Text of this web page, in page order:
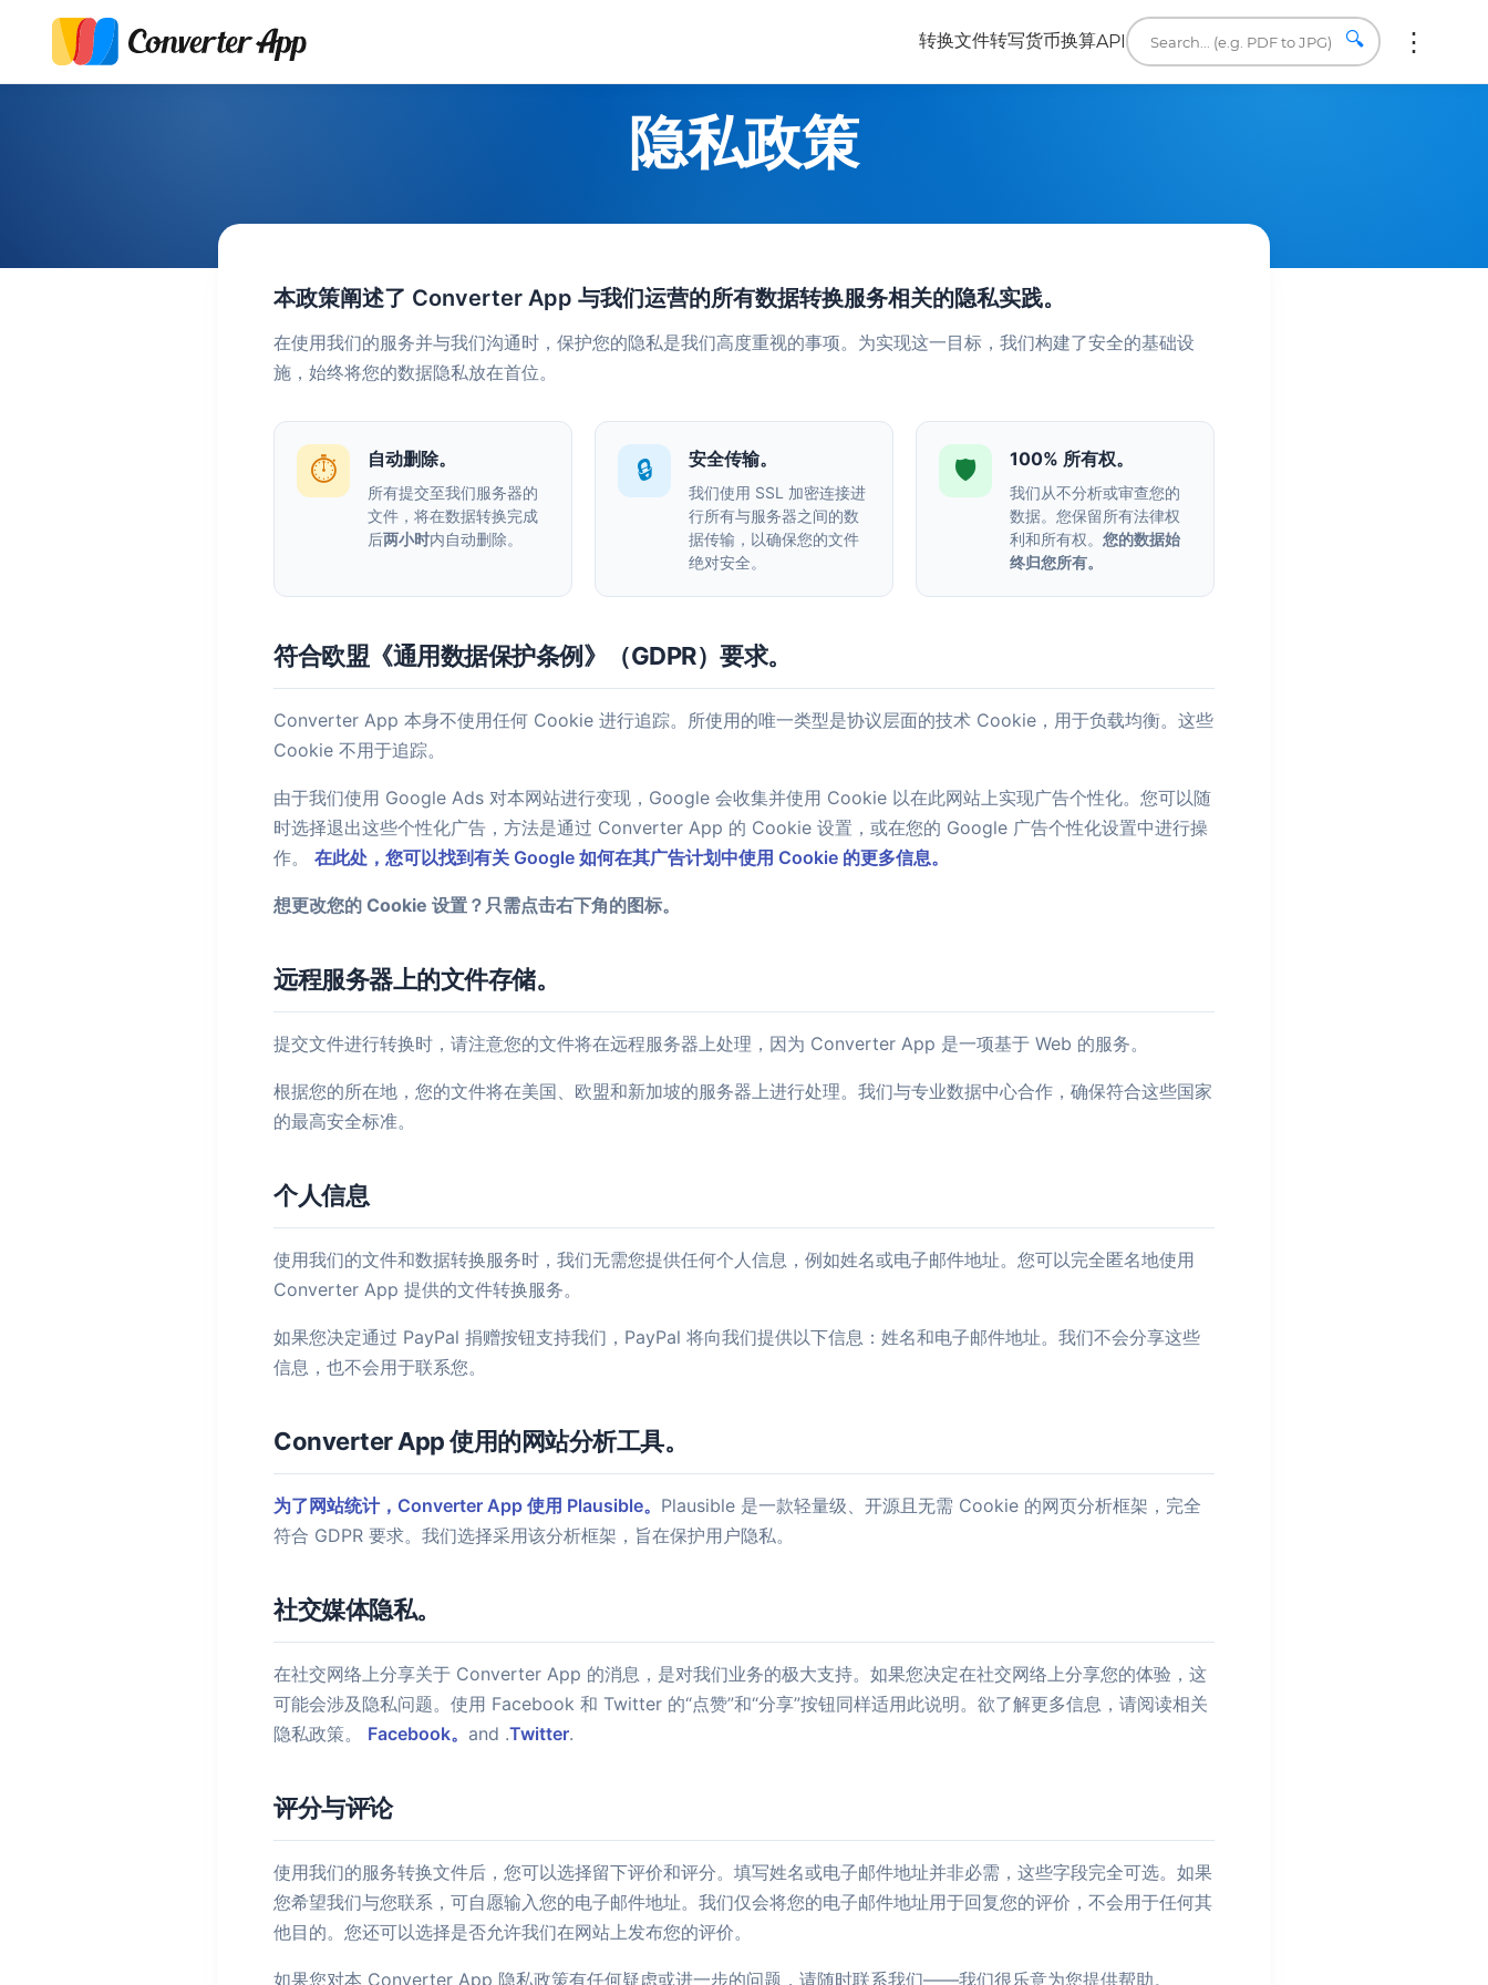
转换文件转写货币换算API 🔍
隐私政策
本政策阐述了 Converter App 与我们运营的所有数据转换服务相关的隐私实践。
在使用我们的服务并与我们沟通时，保护您的隐私是我们高度重视的事项。为实现这一目标，我们构建了安全的基础设
施，始终将您的数据隐私放在首位。
⏱️ 自动删除。
所有提交至我们服务器的
文件，将在数据转换完成
后两小时内自动删除。
🔒 安全传输。
我们使用 SSL 加密连接进
行所有与服务器之间的数
据传输，以确保您的文件
绝对安全。
🛡️ 100% 所有权。
我们从不分析或审查您的
数据。您保留所有法律权
利和所有权。 您的数据始
终归您所有。
符合欧盟《通用数据保护条例》（GDPR）要求。
Converter App 本身不使用任何 Cookie 进行追踪。所使用的唯一类型是协议层面的技术 Cookie，用于负载均衡。这些
Cookie 不用于追踪。
由于我们使用 Google Ads 对本网站进行变现，Google 会收集并使用 Cookie 以在此网站上实现广告个性化。您可以随
时选择退出这些个性化广告，方法是通过 Converter App 的 Cookie 设置，或在您的 Google 广告个性化设置中进行操
作。 在此处，您可以找到有关 Google 如何在其广告计划中使用 Cookie 的更多信息。
想更改您的 Cookie 设置？只需点击右下角的图标。
远程服务器上的文件存储。
提交文件进行转换时，请注意您的文件将在远程服务器上处理，因为 Converter App 是一项基于 Web 的服务。
根据您的所在地，您的文件将在美国、欧盟和新加坡的服务器上进行处理。我们与专业数据中心合作，确保符合这些国家
的最高安全标准。
个人信息
使用我们的文件和数据转换服务时，我们无需您提供任何个人信息，例如姓名或电子邮件地址。您可以完全匿名地使用
Converter App 提供的文件转换服务。
如果您决定通过 PayPal 捐赠按钮支持我们，PayPal 将向我们提供以下信息：姓名和电子邮件地址。我们不会分享这些
信息，也不会用于联系您。
Converter App 使用的网站分析工具。
为了网站统计，Converter App 使用 Plausible。 Plausible 是一款轻量级、开源且无需 Cookie 的网页分析框架，完全
符合 GDPR 要求。我们选择采用该分析框架，旨在保护用户隐私。
社交媒体隐私。
在社交网络上分享关于 Converter App 的消息，是对我们业务的极大支持。如果您决定在社交网络上分享您的体验，这
可能会涉及隐私问题。使用 Facebook 和 Twitter 的“点赞”和“分享”按钮同样适用此说明。欲了解更多信息，请阅读相关
隐私政策。 Facebook。 and .Twitter.
评分与评论
使用我们的服务转换文件后，您可以选择留下评价和评分。填写姓名或电子邮件地址并非必需，这些字段完全可选。如果
您希望我们与您联系，可自愿输入您的电子邮件地址。我们仅会将您的电子邮件地址用于回复您的评价，不会用于任何其
他目的。您还可以选择是否允许我们在网站上发布您的评价。
如果您对本 Converter App 隐私政策有任何疑虑或进一步的问题，请随时联系我们——我们很乐意为您提供帮助。